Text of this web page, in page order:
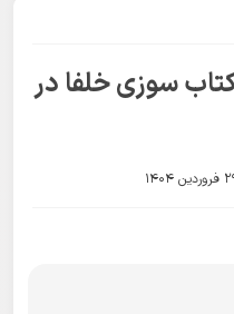
سوزی خلفا در
1404